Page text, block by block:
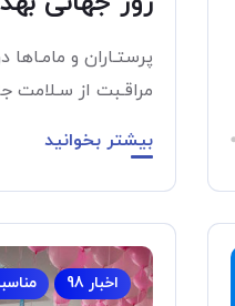
پرستـاران و
مراقـبت از سـلامت
بیشتر بخوانید
اخبار 98